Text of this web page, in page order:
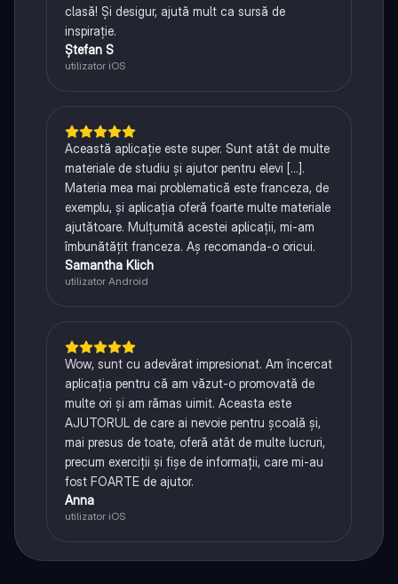
clasă! Și desigur, ajută mult ca sursă de
inspirație.
Ștefan S
utilizator iOS
Această aplicație este super. Sunt atât de multe
materiale de studiu și ajutor pentru elevi [...].
Materia mea mai problematică este franceza, de
exemplu, și aplicația oferă foarte multe materiale
ajutătoare. Mulțumită acestei aplicații, mi-am
îmbunătățit franceza. Aș recomanda-o oricui.
Samantha Klich
utilizator Android
Wow, sunt cu adevărat impresionat. Am încercat
aplicația pentru că am văzut-o promovată de
multe ori și am rămas uimit. Aceasta este
AJUTORUL de care ai nevoie pentru școală și,
mai presus de toate, oferă atât de multe lucruri,
precum exerciții și fișe de informații, care mi-au
fost FOARTE de ajutor.
Anna
utilizator iOS